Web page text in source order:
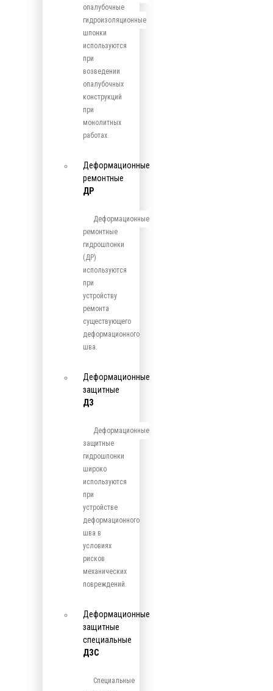
опалубочные
гидроизоляционные
шпонки
используются
при
возведении
опалубочных
конструкций
при
монолитных
работах.
Деформационные
ремонтные
ДР
Деформационные
ремонтные
гидрошпонки
(ДР)
используются
при
устройству
ремонта
существующего
деформационного
шва.
Деформационные
защитные
ДЗ
Деформационные
защитные
гидрошпонки
широко
используются
при
устройстве
деформационного
шва в
условиях
рисков
механических
повреждений.
Деформационные
защитные
специальные
ДЗС
Специальные